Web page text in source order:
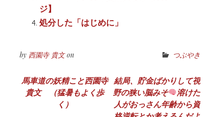
ジ】
処分した「はじめに」
by 西園寺 貴文on つぶやき
投
稿
馬車道の妖精こと西園寺
貴文 （猛暑もよく歩
く）
結局、貯金ばかりして視
野の狭い脳みそ
溶けた
人がおっさん年齢から資